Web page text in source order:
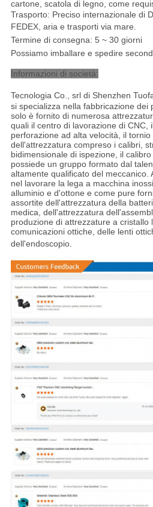
cartone, scatola di legno, come
Trasporto: Preciso internazionale di
FEDEX, aria e trasporti via mare
Termine di consegna: 5 ~ 30 giorni
Possiamo imballare e spedire
Informazioni di società:
Tecnologia Co., srl di Shenzhen
si specializza nella fabbricazione dei
solo è fornito di numerosa
quali il centro di lavorazione di CNC,
perforazione ad alta velocità, il tornio
dell'attrezzatura compreso i calibri,
bidimensionale di ispezione, il
possiede un gruppo formato dal
altamente qualificato del meccanico.
nel lavorare la lega a macchina
alluminio e d'ottone e come pure
assortite dell'attrezzatura della
medica, dell'attrezzatura
produzione di attrezzature a cristallo
comunicazioni ottiche, delle lenti
dell'endoscopio.